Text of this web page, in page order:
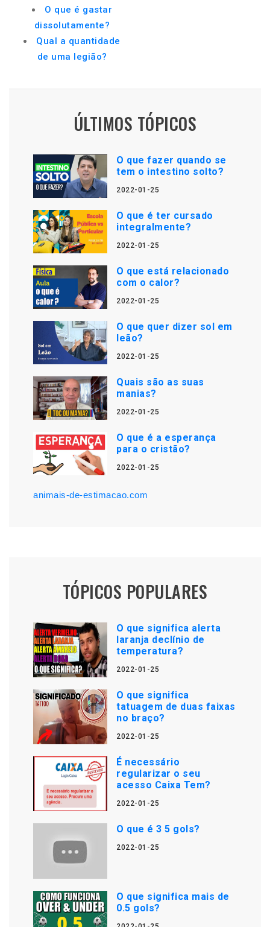
O que é gastar
dissolutamente?
Qual a quantidade
de uma legião?
ÚLTIMOS TÓPICOS
O que fazer quando se
tem o intestino solto?
2022-01-25
O que é ter cursado
integralmente?
2022-01-25
O que está relacionado
com o calor?
2022-01-25
O que quer dizer sol em
leão?
2022-01-25
Quais são as suas
manias?
2022-01-25
O que é a esperança
para o cristão?
2022-01-25
animais-de-estimacao.com
TÓPICOS POPULARES
O que significa alerta
laranja declínio de
temperatura?
2022-01-25
O que significa
tatuagem de duas faixas
no braço?
2022-01-25
É necessário
regularizar o seu
acesso Caixa Tem?
2022-01-25
O que é 3 5 gols?
2022-01-25
O que significa mais de
0.5 gols?